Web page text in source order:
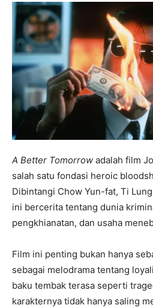
A Better Tomorrow adalah film
salah satu fondasi heroic
Dibintangi Chow Yun-fat, Ti
ini bercerita tentang dunia
pengkhianatan, dan usaha
Film ini penting bukan hanya
sebagai melodrama tentang
baku tembak terasa seperti
karakternya tidak hanya saling